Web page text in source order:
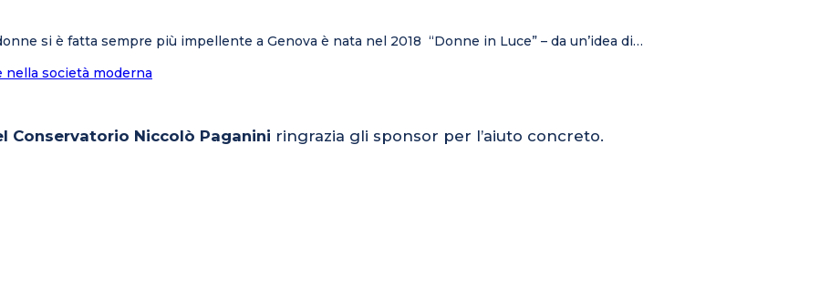
si è fatta sempre più impellente a Genova è nata nel 2018 “Donne in Luce” – da un’idea di…
nella società moderna
Conservatorio Niccolò Paganini ringrazia gli sponsor per l’aiuto concreto.